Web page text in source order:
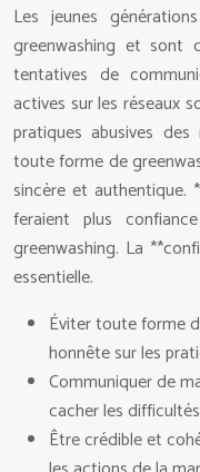
Les jeunes
greenwashing et sont
tentatives de
actives sur les réseaux
pratiques abusives
toute forme de
sincère et authentique.
feraient plus
greenwashing. La
essentielle.
Éviter toute forme
honnête sur les
Communiquer de
cacher les
Être crédible et